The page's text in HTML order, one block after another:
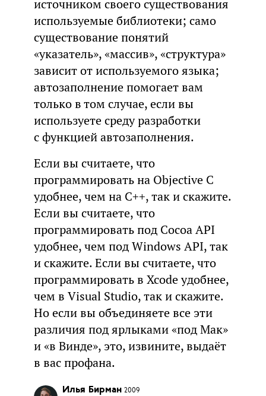
источником своего существования
используемые библиотеки; само
существование понятий
«указатель», «массив», «структура»
зависит от используемого языка;
автозаполнение помогает вам
только в том случае, если вы
используете среду разработки
с функцией автозаполнения.
Если вы считаете, что
программировать на Objective C
удобнее, чем на C++, так и скажите.
Если вы считаете, что
программировать под Cocoa API
удобнее, чем под Windows API, так
и скажите. Если вы считаете, что
программировать в Xcode удобнее,
чем в Visual Studio, так и скажите.
Но если вы объединяете все эти
различия под ярлыками «под Мак»
и «в Винде», это, извините, выдаёт
в вас профана.
Илья Бирман 2009